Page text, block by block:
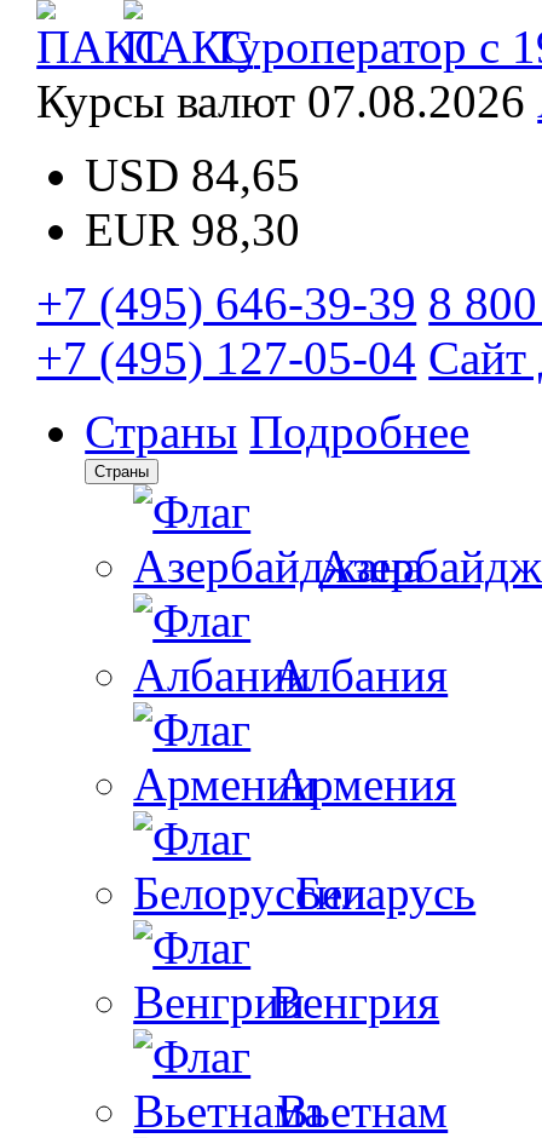
Туроператор с
Курсы валют 07.08.2026
USD 84,65
EUR 98,30
+7 (495) 646-39-39 8
+7 (495) 127-05-04 Сайт
Страны Подробнее
Страны
Албания
Армения
Беларусь
Венгрия
Вьетнам